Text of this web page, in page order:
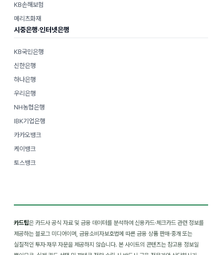
KB손해보험
메리츠화재
시중은행·인터넷은행
KB국민은행
신한은행
하나은행
우리은행
NH농협은행
IBK기업은행
카카오뱅크
케이뱅크
토스뱅크
카드팁은 카드사 공식 자료 및 금융 데이터를 분석하여 신용카드·체크카드 관련 정보를
제공하는 블로그 미디어이며, 금융소비자보호법에 따른 금융 상품 판매·중개 또는
실질적인 투자·재무 자문을 제공하지 않습니다. 본 사이트의 콘텐츠는 참고용 정보일